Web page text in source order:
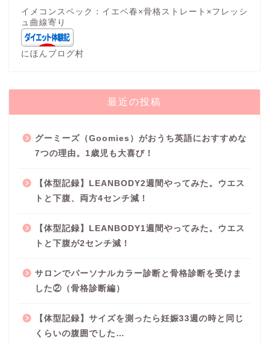
イメコンスペック：イエベ春×骨格ストレート×フレッシ
ュ曲線寄り
にほんブログ村
最近の投稿
グーミーズ（Goomies）がおうち英語におすすめな
7つの理由。1歳児も大喜び！
【体型記録】LEANBODY2週間やってみた。ウエス
トと下腹、両方4センチ減！
【体型記録】LEANBODY1週間やってみた。ウエス
トと下腹が2センチ減！
サロンでパーソナルカラー診断と骨格診断を受けま
した②（骨格診断編）
【体型記録】サイズを測ったら妊娠33週の時と同じ
くらいの腹囲でした…